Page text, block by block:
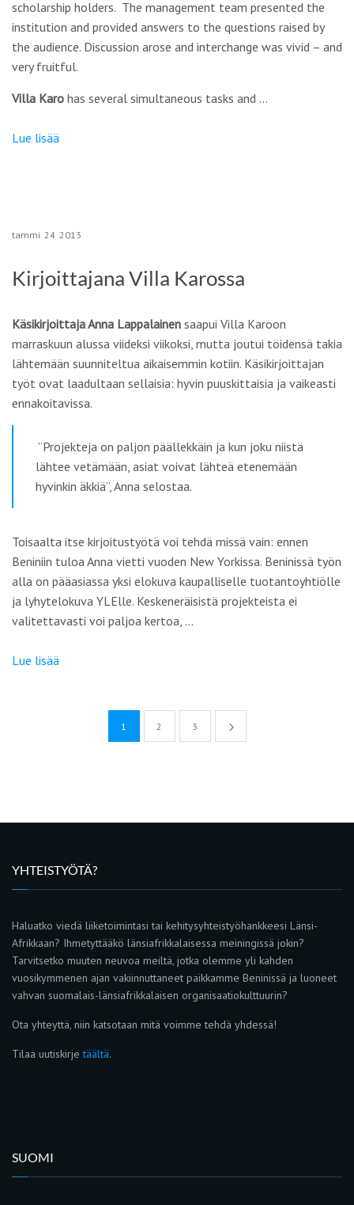
scholarship holders. The management team presented the
institution and provided answers to the questions raised by
the audience. Discussion arose and interchange was vivid – and
very fruitful.
Villa Karo has several simultaneous tasks and …
Lue lisää
tammi 24 2013
Kirjoittajana Villa Karossa
Käsikirjoittaja Anna Lappalainen saapui Villa Karoon
marraskuun alussa viideksi viikoksi, mutta joutui töidensä takia
lähtemään suunniteltua aikaisemmin kotiin. Käsikirjoittajan
työt ovat laadultaan sellaisia: hyvin puuskittaisia ja vaikeasti
ennakoitavissa.
”Projekteja on paljon päällekkäin ja kun joku niistä
lähtee vetämään, asiat voivat lähteä etenemään
hyvinkin äkkiä”, Anna selostaa.
Toisaalta itse kirjoitustyötä voi tehdä missä vain: ennen
Beniniin tuloa Anna vietti vuoden New Yorkissa. Beninissä työn
alla on pääasiassa yksi elokuva kaupalliselle tuotantoyhtiölle
ja lyhytelokuva YLElle. Keskeneräisistä projekteista ei
valitettavasti voi paljoa kertoa, …
Lue lisää
1 2 3
YHTEISTYÖTÄ?
Haluatko viedä liiketoimintasi tai kehitysyhteistyöhankkeesi Länsi-
Afrikkaan? Ihmetyttääkö länsiafrikkalaisessa meiningissä jokin?
Tarvitsetko muuten neuvoa meiltä, jotka olemme yli kahden
vuosikymmenen ajan vakiinnuttaneet paikkamme Beninissä ja luoneet
vahvan suomalais-länsiafrikkalaisen organisaatiokulttuurin?
Ota yhteyttä, niin katsotaan mitä voimme tehdä yhdessä!
Tilaa uutiskirjetäältä.
SUOMI